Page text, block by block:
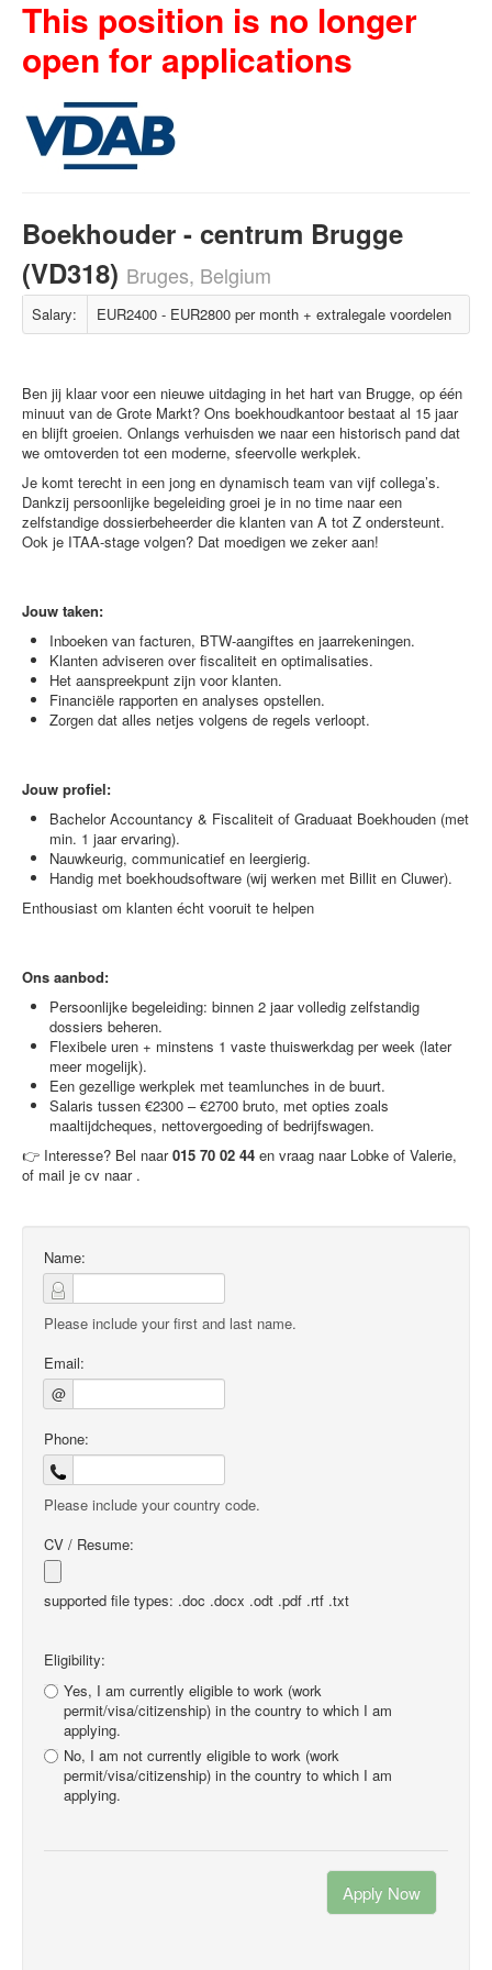
This position is no longer
open for applications
Boekhouder - centrum Brugge
(VD318) Bruges, Belgium
Salary: EUR2400 - EUR2800 per month + extralegale voordelen
Ben jij klaar voor een nieuwe uitdaging in het hart van Brugge, op één
minuut van de Grote Markt? Ons boekhoudkantoor bestaat al 15 jaar
en blijft groeien. Onlangs verhuisden we naar een historisch pand dat
we omtoverden tot een moderne, sfeervolle werkplek.
Je komt terecht in een jong en dynamisch team van vijf collega’s.
Dankzij persoonlijke begeleiding groei je in no time naar een
zelfstandige dossierbeheerder die klanten van A tot Z ondersteunt.
Ook je ITAA-stage volgen? Dat moedigen we zeker aan!
Jouw taken:
Inboeken van facturen, BTW-aangiftes en jaarrekeningen.
Klanten adviseren over fiscaliteit en optimalisaties.
Het aanspreekpunt zijn voor klanten.
Financiële rapporten en analyses opstellen.
Zorgen dat alles netjes volgens de regels verloopt.
Jouw profiel:
Bachelor Accountancy & Fiscaliteit of Graduaat Boekhouden (met
min. 1 jaar ervaring).
Nauwkeurig, communicatief en leergierig.
Handig met boekhoudsoftware (wij werken met Billit en Cluwer).
Enthousiast om klanten écht vooruit te helpen
Ons aanbod:
Persoonlijke begeleiding: binnen 2 jaar volledig zelfstandig
dossiers beheren.
Flexibele uren + minstens 1 vaste thuiswerkdag per week (later
meer mogelijk).
Een gezellige werkplek met teamlunches in de buurt.
Salaris tussen €2300 – €2700 bruto, met opties zoals
maaltijdcheques, nettovergoeding of bedrijfswagen.
👉 Interesse? Bel naar015 70 02 44 en vraag naar Lobke of Valerie,
of mail je cv naar .
Name:
Please include your first and last name.
Email:
@
Phone:
Please include your country code.
CV / Resume:
supported file types: .doc .docx .odt .pdf .rtf .txt
Eligibility:
Yes, I am currently eligible to work (work
permit/visa/citizenship) in the country to which I am
applying.
No, I am not currently eligible to work (work
permit/visa/citizenship) in the country to which I am
applying.